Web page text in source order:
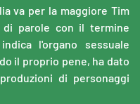
va per la maggiore Tim
di parole con il termine
l'organo sessuale
il proprio pene, ha dato
di personaggi